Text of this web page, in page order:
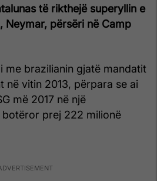
të rikthejë superyllin e
Neymar, përsëri në Camp
me brazilianin gjatë mandatit
në vitin 2013, përpara se ai
më 2017 në një
prej 222 milionë